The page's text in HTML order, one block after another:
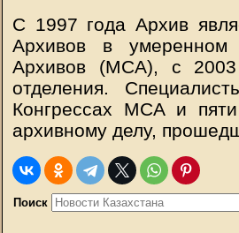
С 1997 года Архив
Архивов в умеренном
Архивов (МСА), с 2003
отделения.
Конгрессах МСА и
архивному делу,
Поиск